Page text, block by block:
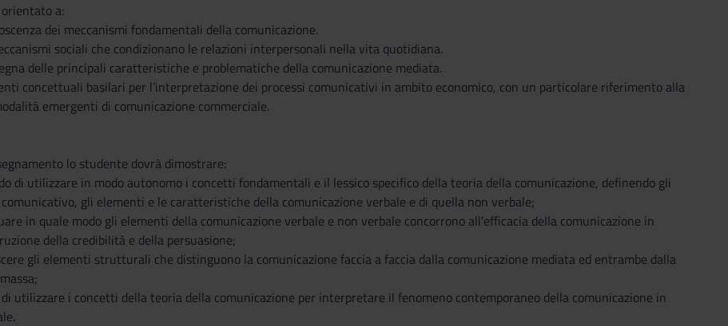
a:
dei meccanismi fondamentali della comunicazione.
sociali che condizionano le relazioni interpersonali nella vita quotidiana.
delle principali caratteristiche e problematiche della comunicazione mediata.
concettuali basilari per l’interpretazione dei processi comunicativi in ambito economico, con un particolare riferimento alla
emergenti di comunicazione commerciale.
lo studente dovrà dimostrare:
di utilizzare in modo autonomo i concetti fondamentali e il lessico specifico della teoria della comunicazione, definendo gli
gli elementi e le caratteristiche della comunicazione verbale e di quella non verbale;
in quale modo gli elementi della comunicazione verbale e non verbale concorrono all’efficacia della comunicazione in
della credibilità e della persuasione;
gli elementi strutturali che distinguono la comunicazione faccia a faccia dalla comunicazione mediata ed entrambe dalla
utilizzare i concetti della teoria della comunicazione per interpretare il fenomeno contemporaneo della comunicazione in